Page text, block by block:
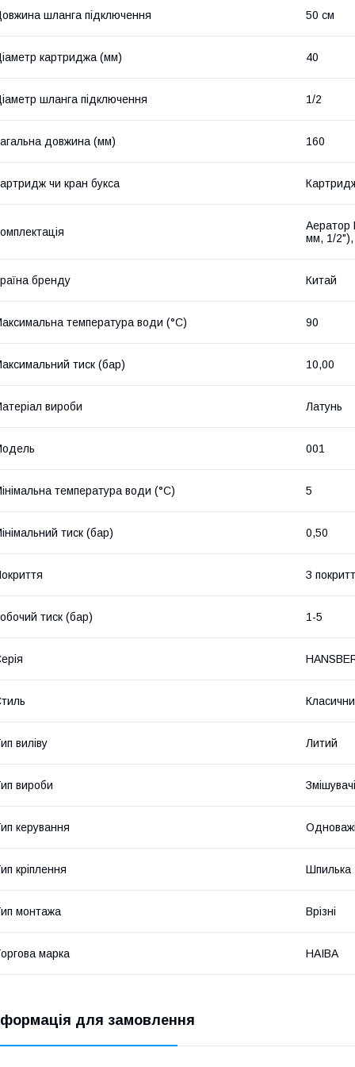
шланга підключення 50 см
картриджа (мм) 40
шланга підключення 1/2
довжина (мм) 160
чи кран букса
Аератор
мм, 1/2"),
бренду Китай
температура води (°C) 90
тиск (бар) 10,00
вироби Латунь
001
температура води (°C) 5
тиск (бар) 0,50
З
тиск (бар) 1-5
виліву Литий
вироби
керування
кріплення Шпилька
монтажа Врізні
марка HAIBA
для замовлення